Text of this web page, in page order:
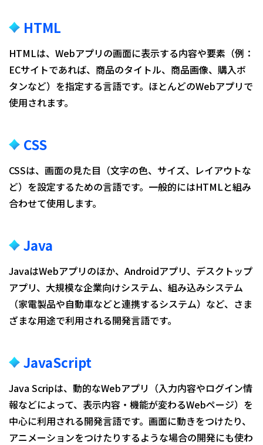
HTML
HTMLは、Webアプリの画面に表示する内容や要素（例：
ECサイトであれば、商品のタイトル、商品画像、購入ボ
タンなど）を指定する言語です。ほとんどのWebアプリで
使用されます。
CSS
CSSは、画面の見た目（文字の色、サイズ、レイアウトな
ど）を設定するための言語です。一般的にはHTMLと組み
合わせて使用します。
Java
JavaはWebアプリのほか、Androidアプリ、デスクトップ
アプリ、大規模な企業向けシステム、組み込みシステム
（家電製品や自動車などと連携するシステム）など、さま
ざまな用途で利用される開発言語です。
JavaScript
Java Scripは、動的なWebアプリ（入力内容やログイン情
報などによって、表示内容・機能が変わるWebページ）を
中心に利用される開発言語です。画面に動きをつけたり、
アニメーションをつけたりするような場合の開発にも使わ